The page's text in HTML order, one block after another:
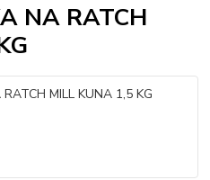
NA RATCH